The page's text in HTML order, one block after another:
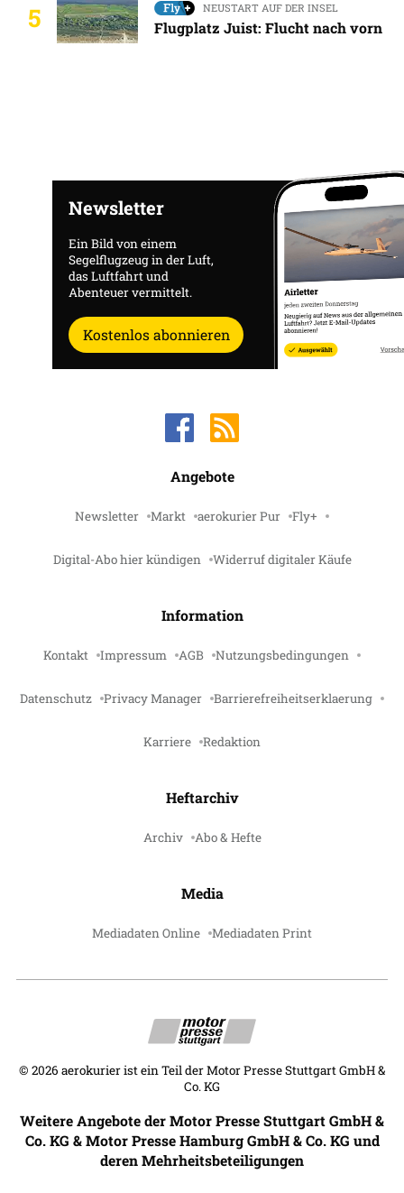
5 NEUSTART AUF DER INSEL
Flugplatz Juist: Flucht nach vorn
Newsletter
Ein Bild von einem
Segelflugzeug in der Luft,
das Luftfahrt und
Abenteuer vermittelt.
Kostenlos abonnieren
Angebote
Newsletter Markt aerokurier Pur Fly+
Digital-Abo hier kündigen Widerruf digitaler Käufe
Information
Kontakt Impressum AGB Nutzungsbedingungen
Datenschutz Privacy Manager Barrierefreiheitserklaerung
Karriere Redaktion
Heftarchiv
Archiv Abo & Hefte
Media
Mediadaten Online Mediadaten Print
© 2026 aerokurier ist ein Teil der Motor Presse Stuttgart GmbH &
Co. KG
Weitere Angebote der Motor Presse Stuttgart GmbH &
Co. KG & Motor Presse Hamburg GmbH & Co. KG und
deren Mehrheitsbeteiligungen